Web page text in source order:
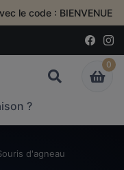
le code : BIENVENUE
0
?
d'agneau